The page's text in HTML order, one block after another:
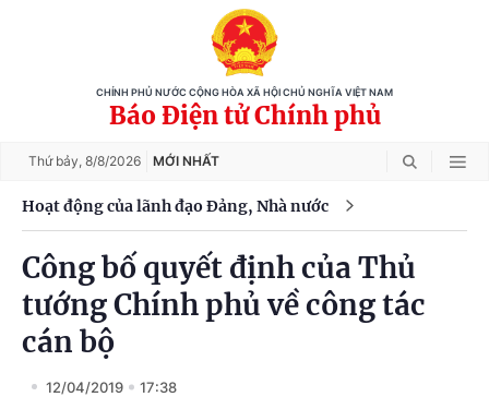
CHÍNH PHỦ NƯỚC CỘNG HÒA XÃ HỘI CHỦ NGHĨA VIỆT NAM
Báo Điện tử Chính phủ
Thứ bảy, 8/8/2026 MỚI NHẤT
Hoạt động của lãnh đạo Đảng, Nhà nước
Công bố quyết định của Thủ
tướng Chính phủ về công tác
cán bộ
12/04/2019 17:38